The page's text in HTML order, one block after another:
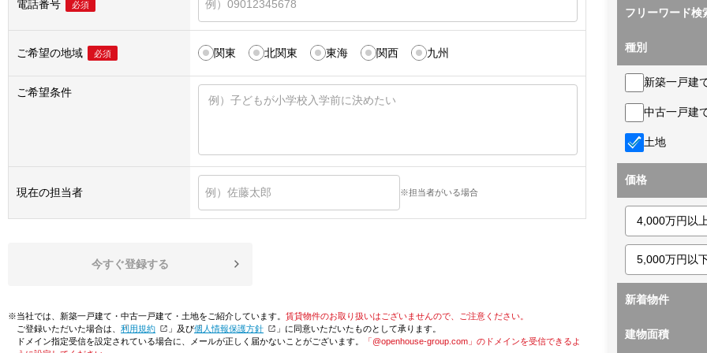
電話番号 必須
ご希望の地域 必須 関東 北関東 東海 関西 九州
ご希望条件
現在の担当者 ※担当者がいる場合
今すぐ登録する
※当社では、新築一戸建て・中古一戸建て・土地をご紹介しています。 賃貸物件のお取り扱いはございませんので、ご注意ください。
ご登録いただいた場合は、「利用規約 」及び「個人情報保護方針
」に同意いただいたものとして承ります。
ドメイン指定受信を設定されている場合に、メールが正しく届かないことがございます。
「@openhouse-group.com」のドメインを受信できるよ
フリーワード検
種別
新築一戸建
中古一戸建
土地
価格
新着物件
建物面積